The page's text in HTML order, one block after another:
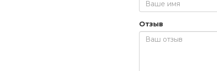
Отзыв